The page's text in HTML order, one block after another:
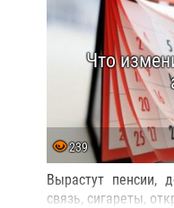
Что
239
Вырастут пенсии,
связь, сигареты,